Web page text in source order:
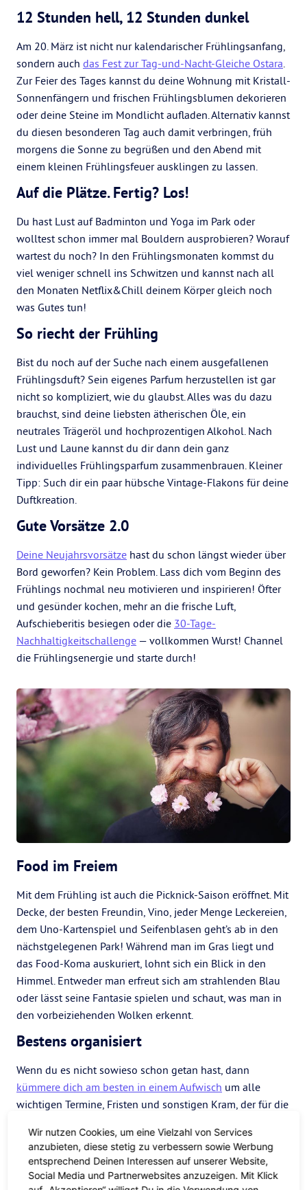
12 Stunden hell, 12 Stunden dunkel
Am 20. März ist nicht nur kalendarischer Frühlingsanfang,
sondern auch das Fest zur Tag-und-Nacht-Gleiche Ostara.
Zur Feier des Tages kannst du deine Wohnung mit Kristall-
Sonnenfängern und frischen Frühlingsblumen dekorieren
oder deine Steine im Mondlicht aufladen. Alternativ kannst
du diesen besonderen Tag auch damit verbringen, früh
morgens die Sonne zu begrüßen und den Abend mit
einem kleinen Frühlingsfeuer ausklingen zu lassen.
Auf die Plätze. Fertig? Los!
Du hast Lust auf Badminton und Yoga im Park oder
wolltest schon immer mal Bouldern ausprobieren? Worauf
wartest du noch? In den Frühlingsmonaten kommst du
viel weniger schnell ins Schwitzen und kannst nach all
den Monaten Netflix&Chill deinem Körper gleich noch
was Gutes tun!
So riecht der Frühling
Bist du noch auf der Suche nach einem ausgefallenen
Frühlingsduft? Sein eigenes Parfum herzustellen ist gar
nicht so kompliziert, wie du glaubst. Alles was du dazu
brauchst, sind deine liebsten ätherischen Öle, ein
neutrales Trägeröl und hochprozentigen Alkohol. Nach
Lust und Laune kannst du dir dann dein ganz
individuelles Frühlingsparfum zusammenbrauen. Kleiner
Tipp: Such dir ein paar hübsche Vintage-Flakons für deine
Duftkreation.
Gute Vorsätze 2.0
Deine Neujahrsvorsätze hast du schon längst wieder über
Bord geworfen? Kein Problem. Lass dich vom Beginn des
Frühlings nochmal neu motivieren und inspirieren! Öfter
und gesünder kochen, mehr an die frische Luft,
Aufschieberitis besiegen oder die 30-Tage-
Nachhaltigkeitschallenge — vollkommen Wurst! Channel
die Frühlingsenergie und starte durch!
Food im Freiem
Mit dem Frühling ist auch die Picknick-Saison eröffnet. Mit
Decke, der besten Freundin, Vino, jeder Menge Leckereien,
dem Uno-Kartenspiel und Seifenblasen geht’s ab in den
nächstgelegenen Park! Während man im Gras liegt und
das Food-Koma auskuriert, lohnt sich ein Blick in den
Himmel. Entweder man erfreut sich am strahlenden Blau
oder lässt seine Fantasie spielen und schaut, was man in
den vorbeiziehenden Wolken erkennt.
Bestens organisiert
Wenn du es nicht sowieso schon getan hast, dann
kümmere dich am besten in einem Aufwisch um alle
wichtigen Termine, Fristen und sonstigen Kram, der für die
Wechsel des Internetanbieters oder die Abholung des
Sperrmülls. Das spart dir Zeit und du kannst dich das
restliche Jahr entspannt zurücklehnen und musst an
Wir nutzen Cookies, um eine Vielzahl von Services
anzubieten, diese stetig zu verbessern sowie Werbung
entsprechend Deinen Interessen auf unserer Website,
Social Media und Partnerwebsites anzuzeigen. Mit Klick